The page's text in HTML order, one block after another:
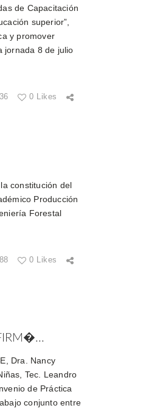
de Capacitación
superior”,
y promover
jornada 8 de julio
36 0 Likes
constitución del
Producción
Forestal
0 Likes
Dra. Nancy
Tec. Leandro
de Práctica
conjunto entre